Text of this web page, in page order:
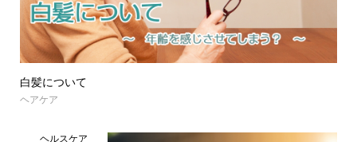
白髪について
ヘアケア
ヘルスケア